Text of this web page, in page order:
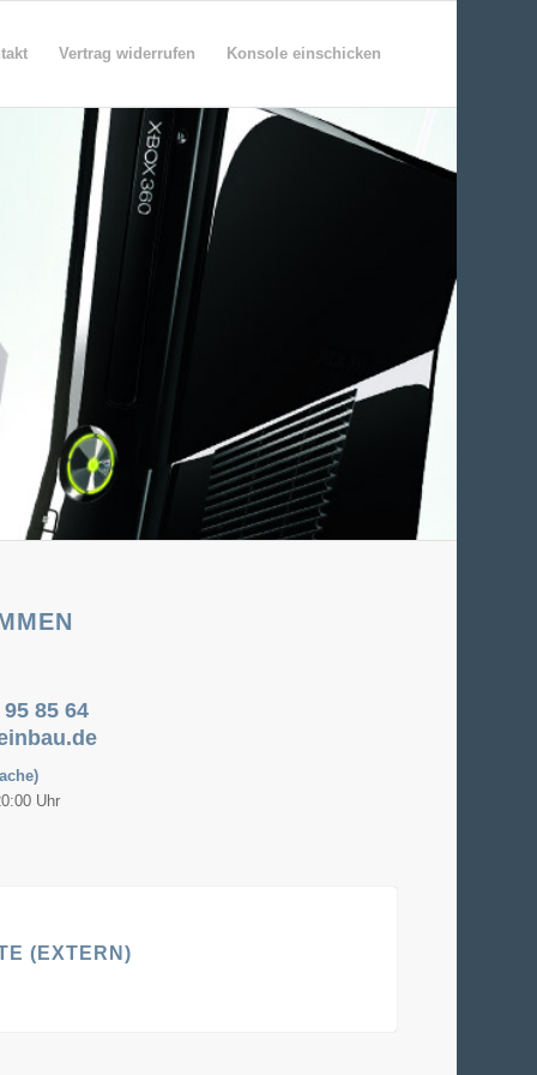
Vertrag widerrufen Konsole einschicken
85 64
Uhr
(EXTERN)